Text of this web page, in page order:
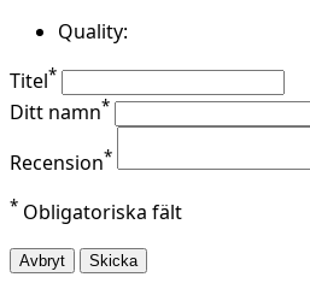
Quality:
Titel*
Ditt namn*
Recension*
* Obligatoriska fält
Avbryt Skicka